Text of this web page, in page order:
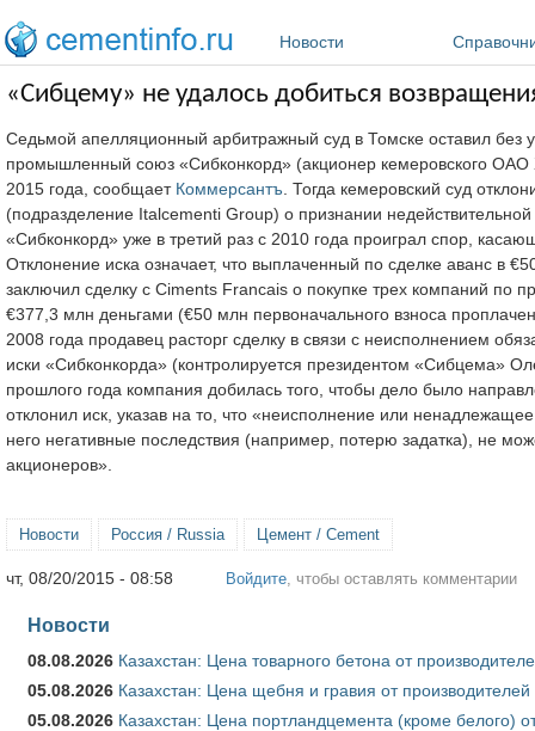
Новости
«Сибцему» не удалось добиться
Седьмой апелляционный арбитражный суд в Томске оставил
промышленный союз «Сибконкорд» (акционер кемеровского
2015 года, сообщает Коммерсантъ . Тогда кемеровский суд
(подразделение Italcementi Group) о признании
«Сибконкорд» уже в третий раз с 2010 года проиграл спор,
Отклонение иска означает, что выплаченный по сделке аванс в
заключил сделку с Ciments Francais о покупке трех компаний по
€377,3 млн деньгами (€50 млн первоначального взноса
2008 года продавец расторг сделку в связи с неисполнением
иски «Сибконкорда» (контролируется президентом «Сибцема»
прошлого года компания добилась того, чтобы дело было
отклонил иск, указав на то, что «неисполнение или
него негативные последствия (например, потерю задатка), не
акционеров».
Новости Россия / Russia Цемент / Cement
чт, 08/20/2015 - 08:58 Войдите , чтобы оставлять комментарии
Новости
08.08.2026 Казахстан: Цена товарного бетона от
05.08.2026 Казахстан: Цена щебня и гравия от
05.08.2026 Казахстан: Цена портландцемента (кроме белого)